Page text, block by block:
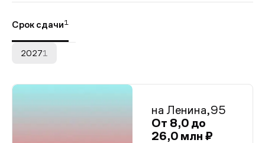
Срок сдачи1
20271
на Ленина,95
От 8,0 до
26,0 млн ₽